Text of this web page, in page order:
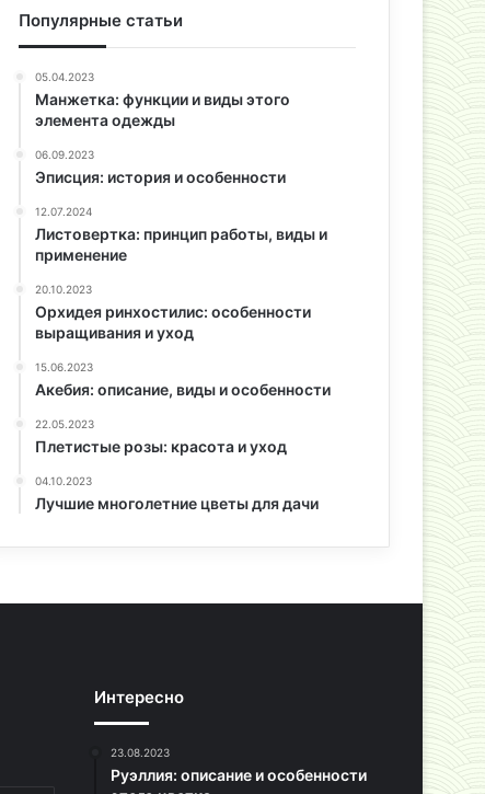
Популярные статьи
05.04.2023
Манжетка: функции и виды этого
элемента одежды
06.09.2023
Эписция: история и особенности
12.07.2024
Листовертка: принцип работы, виды и
применение
20.10.2023
Орхидея ринхостилис: особенности
выращивания и уход
15.06.2023
Акебия: описание, виды и особенности
22.05.2023
Плетистые розы: красота и уход
04.10.2023
Лучшие многолетние цветы для дачи
Интересно
23.08.2023
Руэллия: описание и особенности